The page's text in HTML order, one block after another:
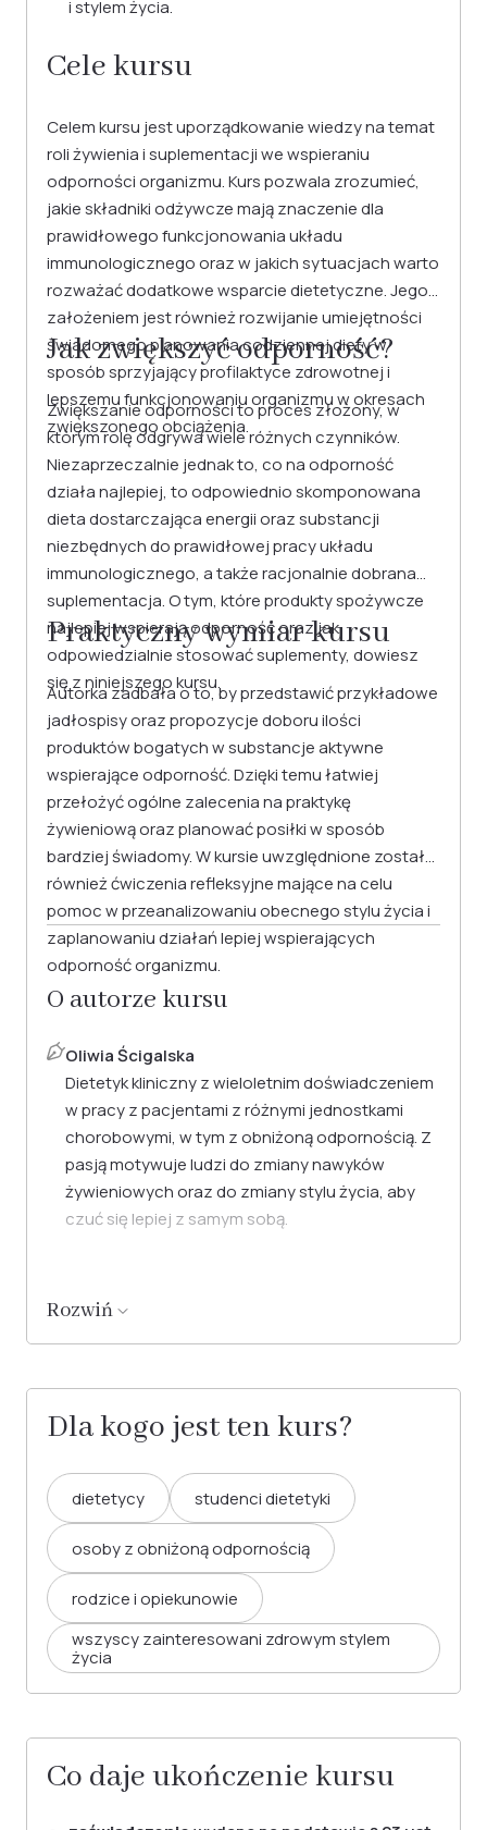
i stylem życia.
Cele kursu
Celem kursu jest uporządkowanie wiedzy na temat
roli żywienia i suplementacji we wspieraniu
odporności organizmu. Kurs pozwala zrozumieć,
jakie składniki odżywcze mają znaczenie dla
prawidłowego funkcjonowania układu
immunologicznego oraz w jakich sytuacjach warto
rozważać dodatkowe wsparcie dietetyczne. Jego
założeniem jest również rozwijanie umiejętności
świadomego planowania codziennej diety w
sposób sprzyjający profilaktyce zdrowotnej i
lepszemu funkcjonowaniu organizmu w okresach
zwiększonego obciążenia.
Jak zwiększyć odporność?
Zwiększanie odporności to proces złożony, w
którym rolę odgrywa wiele różnych czynników.
Niezaprzeczalnie jednak to, co na odporność
działa najlepiej, to odpowiednio skomponowana
dieta dostarczająca energii oraz substancji
niezbędnych do prawidłowej pracy układu
immunologicznego, a także racjonalnie dobrana
suplementacja. O tym, które produkty spożywcze
najlepiej wspierają odporność oraz jak
odpowiedzialnie stosować suplementy, dowiesz
się z niniejszego kursu.
Praktyczny wymiar kursu
Autorka zadbała o to, by przedstawić przykładowe
jadłospisy oraz propozycje doboru ilości
produktów bogatych w substancje aktywne
wspierające odporność. Dzięki temu łatwiej
przełożyć ogólne zalecenia na praktykę
żywieniową oraz planować posiłki w sposób
bardziej świadomy. W kursie uwzględnione zostały
również ćwiczenia refleksyjne mające na celu
pomoc w przeanalizowaniu obecnego stylu życia i
zaplanowaniu działań lepiej wspierających
odporność organizmu.
O autorze kursu
Oliwia Ścigalska
Dietetyk kliniczny z wieloletnim doświadczeniem
w pracy z pacjentami z różnymi jednostkami
chorobowymi, w tym z obniżoną odpornością. Z
pasją motywuje ludzi do zmiany nawyków
żywieniowych oraz do zmiany stylu życia, aby
czuć się lepiej z samym sobą.
Rozwiń
Dla kogo jest ten kurs?
dietetycy studenci dietetyki
osoby z obniżoną odpornością
rodzice i opiekunowie
wszyscy zainteresowani zdrowym stylem
życia
Co daje ukończenie kursu